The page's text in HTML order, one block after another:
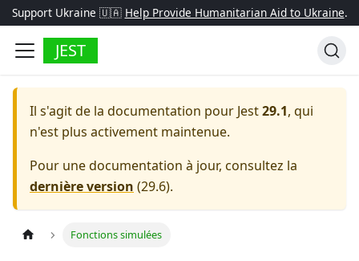
Support Ukraine 🇺🇦 Help Provide Humanitarian Aid to Ukraine.
JEST
Il s'agit de la documentation pour Jest29.1, qui
n'est plus activement maintenue.
Pour une documentation à jour, consultez la
dernière version (29.6).
Fonctions simulées